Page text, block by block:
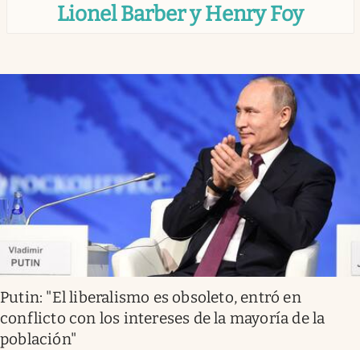
Infotechnology
Mundial 2026
Eventos Corporativos
El Cronista Studio
Mediakit
abre en nueva pestaña
Argentina
Lionel Barber y Henry Foy
Putin: "El liberalismo es obsoleto, entró en
conflicto con los intereses de la mayoría de la
población"